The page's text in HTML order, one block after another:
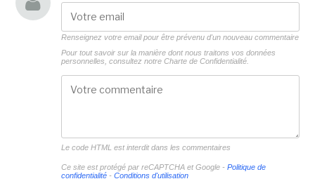
Renseignez votre email pour être prévenu d'un nouveau commentaire
Pour tout savoir sur la manière dont nous traitons vos données
personnelles, consultez notre Charte de Confidentialité.
Le code HTML est interdit dans les commentaires
Ce site est protégé par reCAPTCHA et Google - Politique de
confidentialité- Conditions d'utilisation